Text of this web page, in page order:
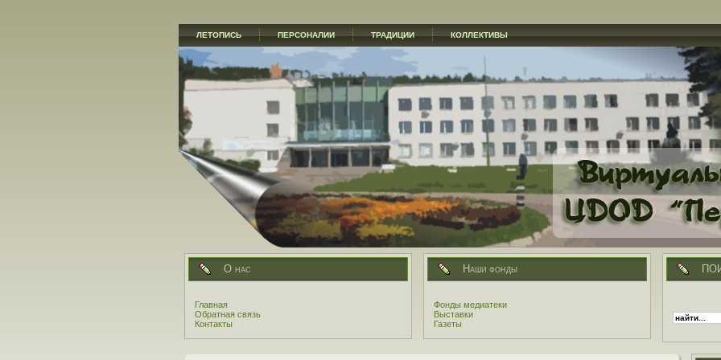
ЛЕТОПИСЬ ПЕРСОНАЛИИ ТРАДИЦИИ КОЛЛЕКТИВЫ
О нас
Главная
Обратная связь
Контакты
Наши фонды
Фонды медиатеки
Выставки
Газеты